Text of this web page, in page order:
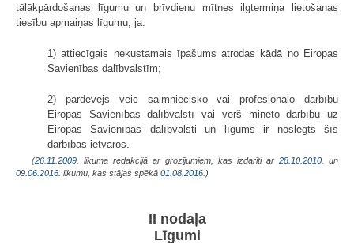
tālākpārdošanas līgumu un brīvdienu mītnes ilgtermiņa lietošanas
tiesību apmaiņas līgumu, ja:
1) attiecīgais nekustamais īpašums atrodas kādā no Eiropas
Savienības dalībvalstīm;
2) pārdevējs veic saimniecisko vai profesionālo darbību
Eiropas Savienības dalībvalstī vai vērš minēto darbību uz
Eiropas Savienības dalībvalsti un līgums ir noslēgts šīs
darbības ietvaros.
(26.11.2009 . likuma redakcijā ar grozījumiem, kas izdarīti ar 28.10.2010.
un
09.06.2016 . likumu, kas stājas spēkā 01.08.2016. )
II nodaļa
Līgumi